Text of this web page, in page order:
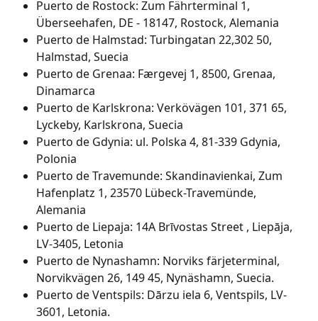
Puerto de Rostock: Zum Fährterminal 1,
Überseehafen, DE - 18147, Rostock, Alemania
Puerto de Halmstad: Turbingatan 22,302 50,
Halmstad, Suecia
Puerto de Grenaa: Færgevej 1, 8500, Grenaa,
Dinamarca
Puerto de Karlskrona: Verkövägen 101, 371 65,
Lyckeby, Karlskrona, Suecia
Puerto de Gdynia: ul. Polska 4, 81-339 Gdynia,
Polonia
Puerto de Travemunde: Skandinavienkai, Zum
Hafenplatz 1, 23570 Lübeck-Travemünde,
Alemania
Puerto de Liepaja: 14A Brīvostas Street , Liepāja,
LV-3405, Letonia
Puerto de Nynashamn: Norviks färjeterminal,
Norvikvägen 26, 149 45, Nynäshamn, Suecia.
Puerto de Ventspils: Dārzu iela 6, Ventspils, LV-
3601, Letonia.